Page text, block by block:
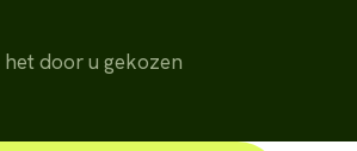
door u gekozen